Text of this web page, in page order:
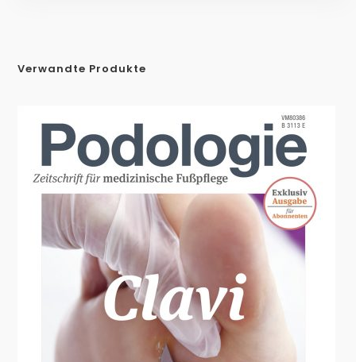
Verwandte Produkte